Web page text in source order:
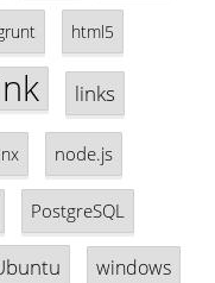
html5
links
node.js
PostgreSQL
windows